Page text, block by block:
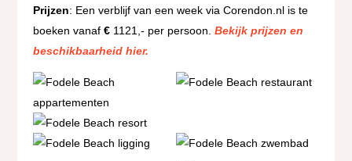
Prijzen: Een verblijf van een week via Corendon.nl is te
boeken vanaf€ 1121,- per persoon.Bekijk prijzen en
beschikbaarheid hier.